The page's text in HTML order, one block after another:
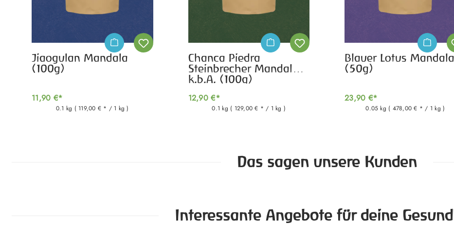
Jiaogulan Mandala
(100g)
11,90 €*
0.1 kg ( 119,00 € * / 1 kg )
Chanca Piedra
Steinbrecher Mandala
k.b.A. (100g)
12,90 €*
0.1 kg ( 129,00 € * / 1 kg )
Blauer Lotus Mandala
(50g)
23,90 €*
0.05 kg ( 478,00 € * / 1 kg )
Das sagen unsere Kunden
Interessante Angebote für deine